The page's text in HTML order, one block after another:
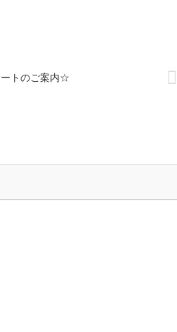
トのご案内☆